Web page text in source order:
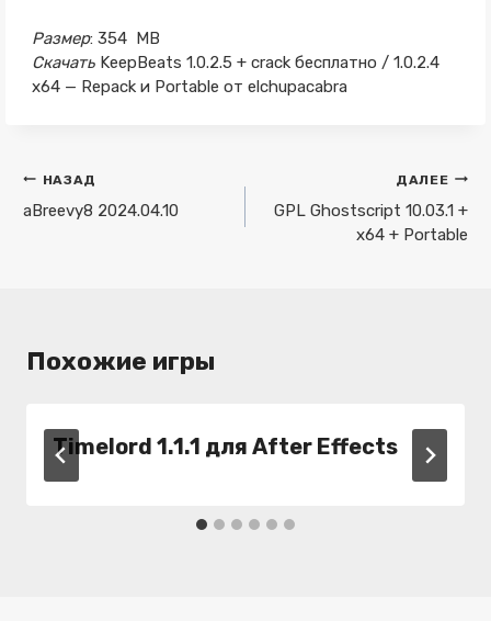
Размер: 354 MB
Скачать KeepBeats 1.0.2.5 + crack бесплатно / 1.0.2.4
x64 — Repack и Portable от elchupacabra
Навигация
по
НАЗАД
aBreevy8 2024.04.10
ДАЛЕЕ
GPL Ghostscript 10.03.1 +
x64 + Portable
Похожие игры
Timelord 1.1.1 для After Effects